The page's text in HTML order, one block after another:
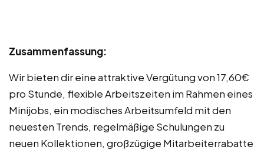
Zusammenfassung:
Wir bieten dir eine attraktive Vergütung von 17,60€
pro Stunde, flexible Arbeitszeiten im Rahmen eines
Minijobs, ein modisches Arbeitsumfeld mit den
neuesten Trends, regelmäßige Schulungen zu
neuen Kollektionen, großzügige Mitarbeiterrabatte